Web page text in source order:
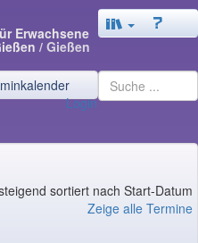
Erwachsene
/ Gießen
Login
sortiert nach Start-Datum
Zeige alle Termine